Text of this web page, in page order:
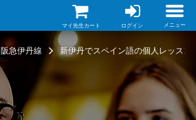
マイ先生カート ログイン メニュー
阪急伊丹線 新伊丹でスペイン語の個人レッスン